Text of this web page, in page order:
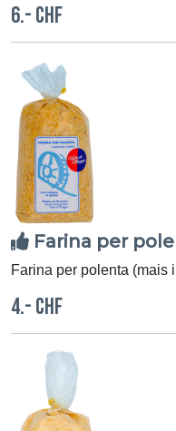
6.- CHF
Farina per
Farina per polenta (mais
4.- CHF